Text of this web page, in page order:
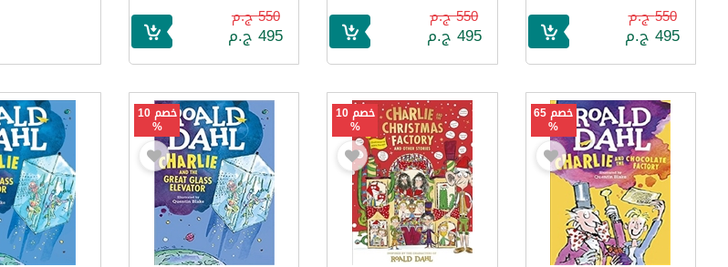
550 ج.م
495 ج.م
550 ج.م
495 ج.م
550 ج.م
495 ج.م
خصم 65
%
خصم 10
%
خصم 10
%